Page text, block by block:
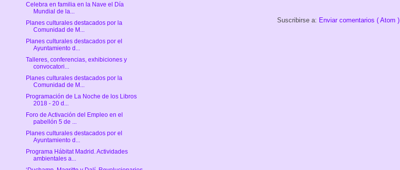
Suscribirse a: Enviar comentarios ( Atom )
Celebra en familia en la Nave el Día
Mundial de la...
Planes culturales destacados por la
Comunidad de M...
Planes culturales destacados por el
Ayuntamiento d...
Talleres, conferencias, exhibiciones y
convocatori...
Planes culturales destacados por la
Comunidad de M...
Programación de La Noche de los Libros
2018 - 20 d...
Foro de Activación del Empleo en el
pabellón 5 de ...
Planes culturales destacados por el
Ayuntamiento d...
Programa Hábitat Madrid. Actividades
ambientales a...